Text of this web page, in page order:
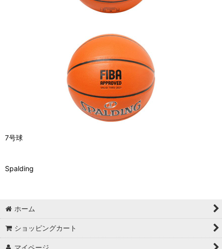
7号球
Spalding
ホーム
ショッピングカート
マイページ